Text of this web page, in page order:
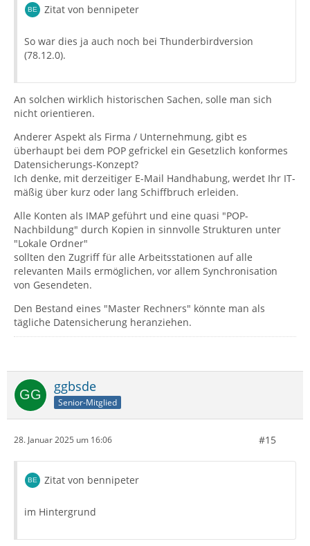
Zitat von bennipeter
So war dies ja auch noch bei Thunderbirdversion
(78.12.0).
An solchen wirklich historischen Sachen, solle man sich
nicht orientieren.
Anderer Aspekt als Firma / Unternehmung, gibt es
überhaupt bei dem POP gefrickel ein Gesetzlich konformes
Datensicherungs-Konzept?
Ich denke, mit derzeitiger E-Mail Handhabung, werdet Ihr IT-
mäßig über kurz oder lang Schiffbruch erleiden.
Alle Konten als IMAP geführt und eine quasi "POP-
Nachbildung" durch Kopien in sinnvolle Strukturen unter
"Lokale Ordner"
sollten den Zugriff für alle Arbeitsstationen auf alle
relevanten Mails ermöglichen, vor allem Synchronisation
von Gesendeten.
Den Bestand eines "Master Rechners" könnte man als
tägliche Datensicherung heranziehen.
ggbsde
Senior-Mitglied
28. Januar 2025 um 16:06 #15
Zitat von bennipeter
im Hintergrund